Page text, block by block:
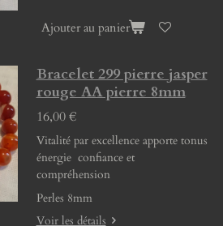
Ajouter au panier
Bracelet 299 pierre jasper
rouge AA pierre 8mm
16,00 €
Vitalité par excellence apporte tonus
énergie confiance et
compréhension
Perles 8mm
Voir les détails